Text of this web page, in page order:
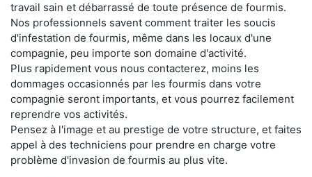
travail sain et débarrassé de toute présence de fourmis.
Nos professionnels savent comment traiter les soucis
d'infestation de fourmis, même dans les locaux d'une
compagnie, peu importe son domaine d'activité.
Plus rapidement vous nous contacterez, moins les
dommages occasionnés par les fourmis dans votre
compagnie seront importants, et vous pourrez facilement
reprendre vos activités.
Pensez à l'image et au prestige de votre structure, et faites
appel à des techniciens pour prendre en charge votre
problème d'invasion de fourmis au plus vite.